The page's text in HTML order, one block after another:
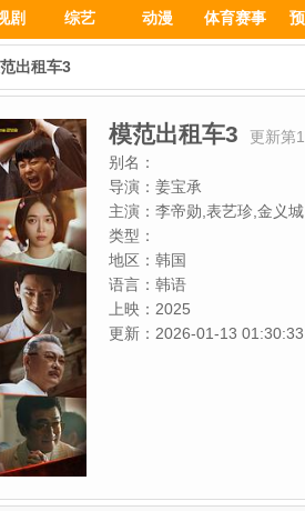
剧 综艺 动漫 体育赛事
出租车3
模范出租车3
更新第
别名：
导演： 姜宝承
主演： 李帝勋,表艺珍,金义
类型：
地区： 韩国
语言： 韩语
上映： 2025
更新： 2026-01-13 01:30:33